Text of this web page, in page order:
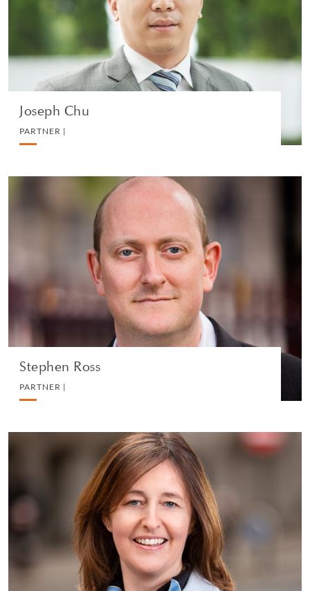
Joseph Chu
PARTNER |
LITIGATION AND ARBITRATION
VEDI IL PROFILO
Stephen Ross
PARTNER |
Stephen Ross
LITIGATION AND ARBITRATION
VEDI IL PROFILO
Jo Sanders
MEDIA AND REPUTATION
VEDI IL PROFILO